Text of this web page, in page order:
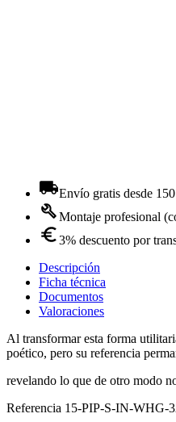
Envío gratis desde
Montaje profesional
3% descuento por
Descripción
Ficha técnica
Documentos
Valoraciones
Al transformar esta forma
poético, pero su referencia
revelando lo que de otro modo
Referencia 15-PIP-S-IN-WHG-